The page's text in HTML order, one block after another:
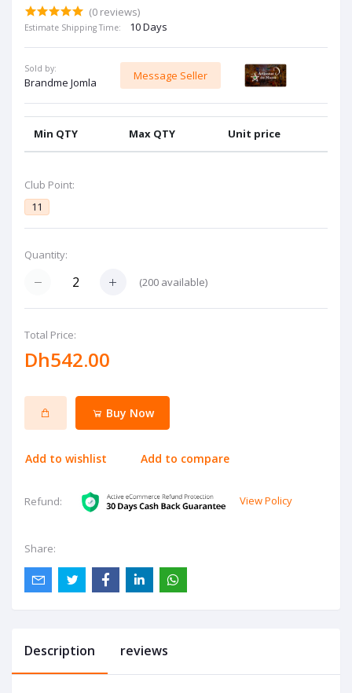
(0 reviews)
Estimate Shipping Time: 10 Days
Sold by:
Brandme Jomla
Message Seller
Min QTY Max QTY Unit price
Club Point:
11
Quantity:
(200 available)
Total Price:
Dh542.00
Buy Now
Add to wishlist Add to compare
Refund: View Policy
Share:
Description reviews